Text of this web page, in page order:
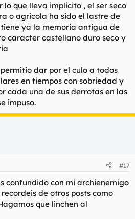
que lleva implicito , el ser seco
o agricola ha sido el lastre de
ya la memoria antigua de
caracter castellano duro seco y
dar por el culo a todos
en tiempos con sobriedad y
cada una de sus derrotas en las
impuso.
#17
confundido con mi archienemigo
de otros posts como
que linchen al